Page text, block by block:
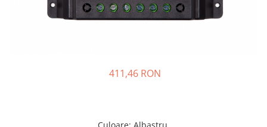
Incarcatoare acumulatori
Panouri fotovoltaice si accesorii
411,46 RON